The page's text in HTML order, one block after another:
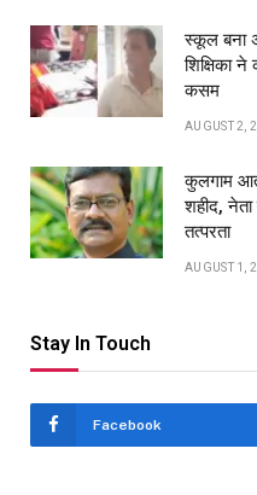
स्कूल बना
शिक्षिका
कसम
AUGUST 2,
कुलगाम
शहीद, नेता
तत्परता
AUGUST 1,
Stay In Touch
Facebook